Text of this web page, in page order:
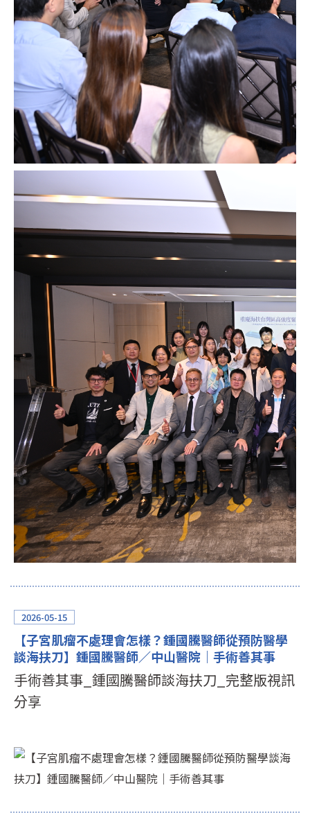
2026-05-15
【子宮肌瘤不處理會怎樣？鍾國騰醫師從預防醫學
談海扶刀】鍾國騰醫師／中山醫院｜手術善其事
手術善其事_鍾國騰醫師談海扶刀_完整版視訊
分享